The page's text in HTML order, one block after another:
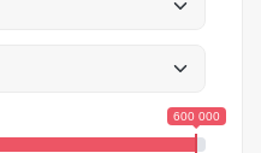
600 000